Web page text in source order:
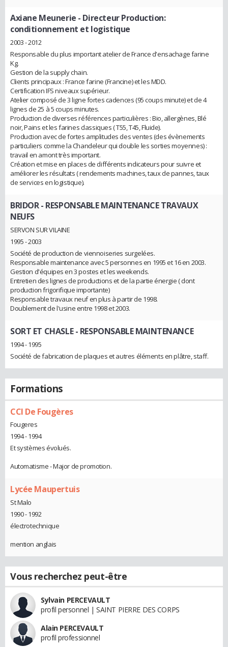
Axiane Meunerie - Directeur Production:
conditionnement et logistique
2003 - 2012
Responsable du plus important atelier de France d'ensachage farine
Kg.
Gestion de la supply chain.
Clients principaux : France farine (Francine) et les MDD.
Certification IFS niveaux supérieur.
Atelier composé de 3 ligne fortes cadences (95 coups minute) et de 4
lignes de 25 à 5 coups minutes.
Production de diverses références particulières : Bio, allergènes, Blé
noir, Pains et les farines classiques ( T55, T45, Fluide).
Production avec de fortes amplitudes des ventes (des évènements
particuliers comme la Chandeleur qui double les sorties moyennes) :
travail en amont très important.
Création et mise en places de différents indicateurs pour suivre et
améliorer les résultats ( rendements machines, taux de pannes, taux
de services en logistique).
BRIDOR- RESPONSABLE MAINTENANCE TRAVAUX
NEUFS
SERVON SUR VILAINE
1995 - 2003
Société de production de viennoiseries surgelées.
Responsable maintenance avec 5 personnes en 1995 et 16 en 2003.
Gestion d'équipes en 3 postes et les weekends.
Entretien des lignes de productions et de la partie énergie ( dont
production frigorifique importante)
Responsable travaux neuf en plus à partir de 1998.
Doublement de l'usine entre 1998 et 2003.
SORT ET CHASLE- RESPONSABLE MAINTENANCE
1994 - 1995
Société de fabrication de plaques et autres éléments en plâtre, staff.
Formations
CCI De Fougères
Fougeres
1994 - 1994
Et systèmes évolués.
Automatisme - Major de promotion.
Lycée Maupertuis
St Malo
1990 - 1992
électrotechnique
mention anglais
Vous recherchez peut-être
Sylvain PERCEVAULT
profil personnel | SAINT PIERRE DES CORPS
Alain PERCEVAULT
profil professionnel